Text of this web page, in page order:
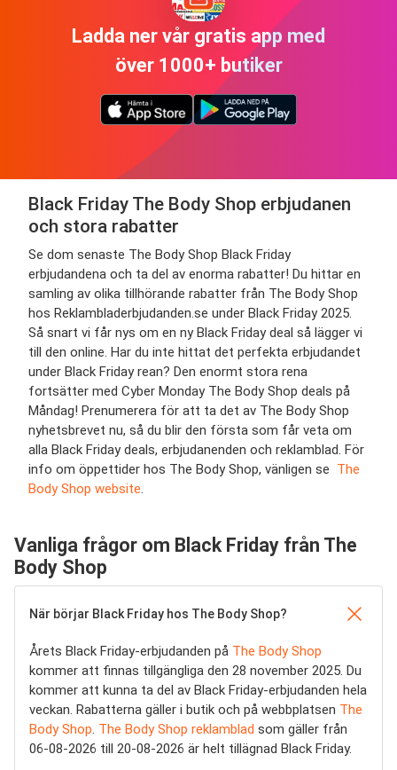
Ladda ner vår gratis app med
över 1000+ butiker
Black Friday The Body Shop erbjudanen
och stora rabatter
Se dom senaste The Body Shop Black Friday
erbjudandena och ta del av enorma rabatter! Du hittar en
samling av olika tillhörande rabatter från The Body Shop
hos Reklambladerbjudanden.se under Black Friday 2025.
Så snart vi får nys om en ny Black Friday deal så lägger vi
till den online. Har du inte hittat det perfekta erbjudandet
under Black Friday rean? Den enormt stora rena
fortsätter med Cyber Monday The Body Shop deals på
Måndag! Prenumerera för att ta det av The Body Shop
nyhetsbrevet nu, så du blir den första som får veta om
alla Black Friday deals, erbjudanenden och reklamblad. För
info om öppettider hos The Body Shop, vänligen se The
Body Shop website.
Vanliga frågor om Black Friday från The
Body Shop
När börjar Black Friday hos The Body Shop?
Årets Black Friday-erbjudanden på The Body Shop
kommer att finnas tillgängliga den 28 november 2025. Du
kommer att kunna ta del av Black Friday-erbjudanden hela
veckan. Rabatterna gäller i butik och på webbplatsen The
Body Shop. The Body Shop reklamblad som gäller från
06-08-2026 till 20-08-2026 är helt tillägnad Black Friday.